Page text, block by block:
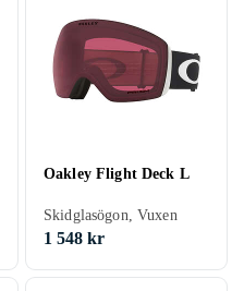
Oakley Flight Deck L
Skidglasögon, Vuxen
1 548 kr